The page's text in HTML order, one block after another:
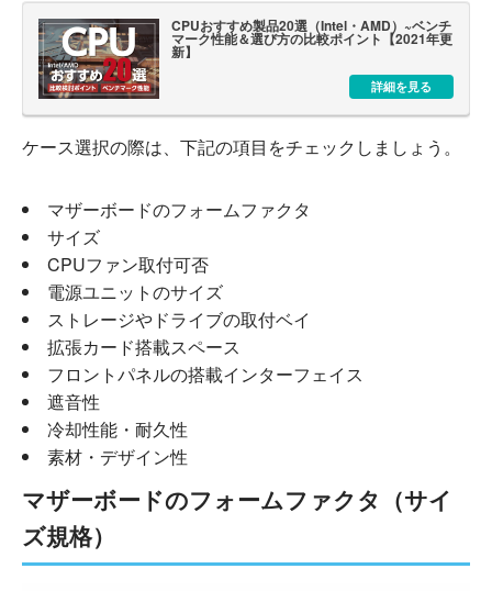
CPUおすすめ製品20選（Intel・AMD）~ベンチ
マーク性能＆選び方の比較ポイント【2021年更
新】
詳細を見る
ケース選択の際は、下記の項目をチェックしましょう。
マザーボードのフォームファクタ
サイズ
CPUファン取付可否
電源ユニットのサイズ
ストレージやドライブの取付ベイ
拡張カード搭載スペース
フロントパネルの搭載インターフェイス
遮音性
冷却性能・耐久性
素材・デザイン性
マザーボードのフォームファクタ（サイ
ズ規格）